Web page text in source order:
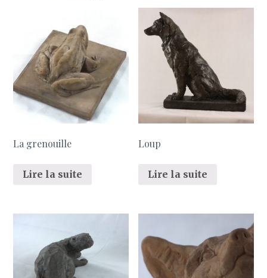
La grenouille
Lire la suite
Loup
Lire la suite